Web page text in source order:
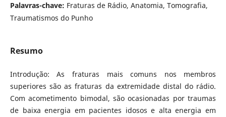
Palavras-chave: Fraturas de Rádio, Anatomia, Tomografia,
Traumatismos do Punho
Resumo
Introdução: As fraturas mais comuns nos membros
superiores são as fraturas da extremidade distal do rádio.
Com acometimento bimodal, são ocasionadas por traumas
de baixa energia em pacientes idosos e alta energia em